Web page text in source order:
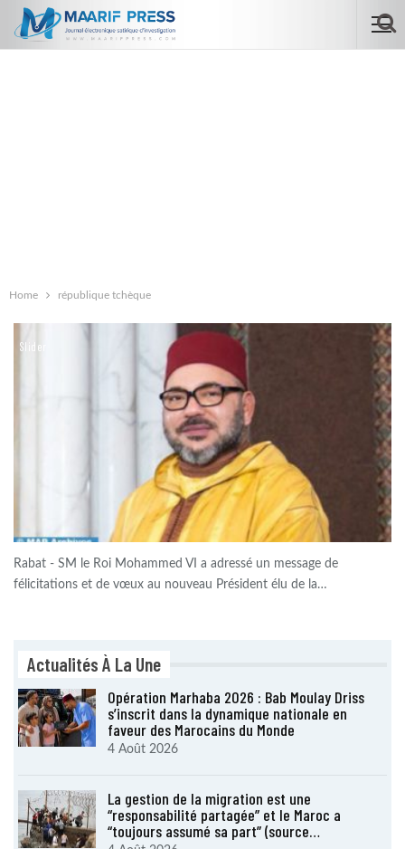
Home république tchèque
Slider
Rabat - SM le Roi Mohammed VI a adressé un message de
félicitations et de vœux au nouveau Président élu de la…
Actualités À La Une
Opération Marhaba 2026 : Bab Moulay Driss
s’inscrit dans la dynamique nationale en
faveur des Marocains du Monde
4 Août 2026
La gestion de la migration est une
“responsabilité partagée” et le Maroc a
“toujours assumé sa part” (source…